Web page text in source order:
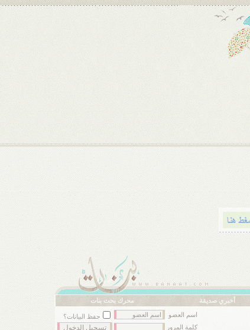
أخبري صديقة محرك بحث بنات
اسم العضو
حفظ البيانات؟
كلمة المرور